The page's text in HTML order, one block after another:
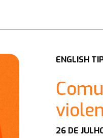
ENGLISH
26 DE